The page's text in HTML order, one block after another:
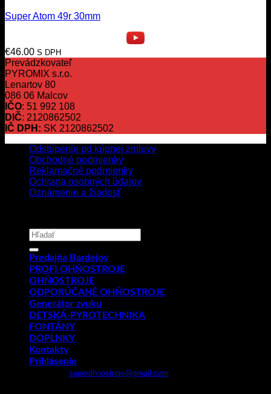
Super Atom 49r 30mm
€46.00 S DPH
Prevádzkovateľ
PYROMIX s.r.o.
Lenartov 80
086 06 Malcov
IČO: 51 992 108
DIČ: 2120862502
IČ DPH: SK 2120862502
Odstúpenie od kúpnej zmluvy
Obchodné podmienky
Reklamačné podmienky
Ochrana osobných údajov
Oznámenie a žiadosť
Hľadať:
Predajňa Bardejov
PROFI OHŇOSTROJE
OHŇOSTROJE
ODPORÚČANÉ OHŇOSTROJE
Generátor zvuku
DETSKÁ-PYROTECHNIKA
FONTÁNY
DOPLNKY
Kontakty
Prihlásenie
superohnostroje@gmail.com